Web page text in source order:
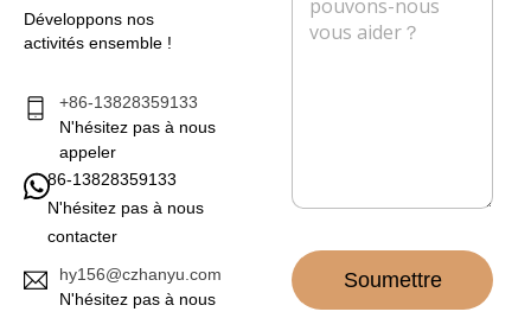
Développons nos
activités ensemble !
+86-13828359133
N'hésitez pas à nous
appeler
86-13828359133
N'hésitez pas à nous
contacter
hy156@czhanyu.com
N'hésitez pas à nous
n
e
Soumettre